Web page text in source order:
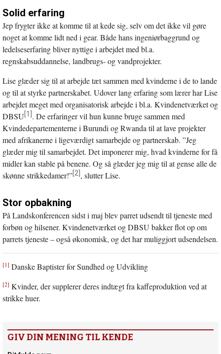
Solid erfaring
Jep frygter ikke at komme til at kede sig, selv om det ikke vil gøre
noget at komme lidt ned i gear. Både hans ingeniørbaggrund og
ledelseserfaring bliver nyttige i arbejdet med bl.a.
regnskabsuddannelse, landbrugs- og vandprojekter.
Lise glæder sig til at arbejde tæt sammen med kvinderne i de to lande
og til at styrke partnerskabet. Udover lang erfaring som lærer har Lise
arbejdet meget med organisatorisk arbejde i bl.a. Kvindenetværket og
DBSU [1] . De erfaringer vil hun kunne bruge sammen med
Kvindedepartementerne i Burundi og Rwanda til at lave projekter
med afrikanerne i ligeværdigt samarbejde og partnerskab. ”Jeg
glæder mig til samarbejdet. Det imponerer mig, hvad kvinderne for få
midler kan stable på benene. Og så glæder jeg mig til at gense alle de
skønne strikkedamer!” [2] , slutter Lise.
Stor opbakning
På Landskonferencen sidst i maj blev parret udsendt til tjeneste med
forbøn og hilsener. Kvindenetværket og DBSU bakker flot op om
parrets tjeneste – også økonomisk, og det har muliggjort udsendelsen.
[1] Danske Baptister for Sundhed og Udvikling
[2] Kvinder, der supplerer deres indtægt fra kaffeproduktion ved at
strikke huer.
GIV DIN MENING TIL KENDE